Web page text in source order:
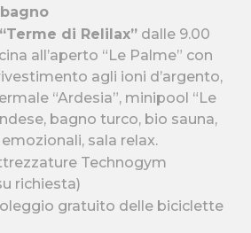
di Relilax” dalle 9.00
all’aperto “Le Palme” con
agli ioni d’argento,
“Ardesia”, minipool “Le
bagno turco, bio sauna,
sala relax.
Technogym
richiesta)
gratuito delle biciclette